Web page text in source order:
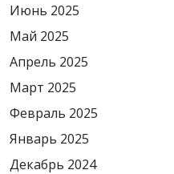
Июнь 2025
Май 2025
Апрель 2025
Март 2025
Февраль 2025
Январь 2025
Декабрь 2024